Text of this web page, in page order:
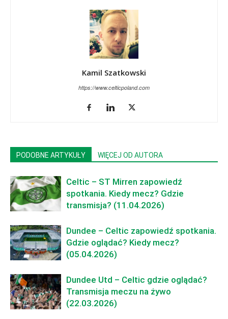
Kamil Szatkowski
https://www.celticpoland.com
PODOBNE ARTYKUŁY WIĘCEJ OD AUTORA
Celtic – ST Mirren zapowiedź
spotkania. Kiedy mecz? Gdzie
transmisja? (11.04.2026)
Dundee – Celtic zapowiedź spotkania.
Gdzie oglądać? Kiedy mecz?
(05.04.2026)
Dundee Utd – Celtic gdzie oglądać?
Transmisja meczu na żywo
(22.03.2026)